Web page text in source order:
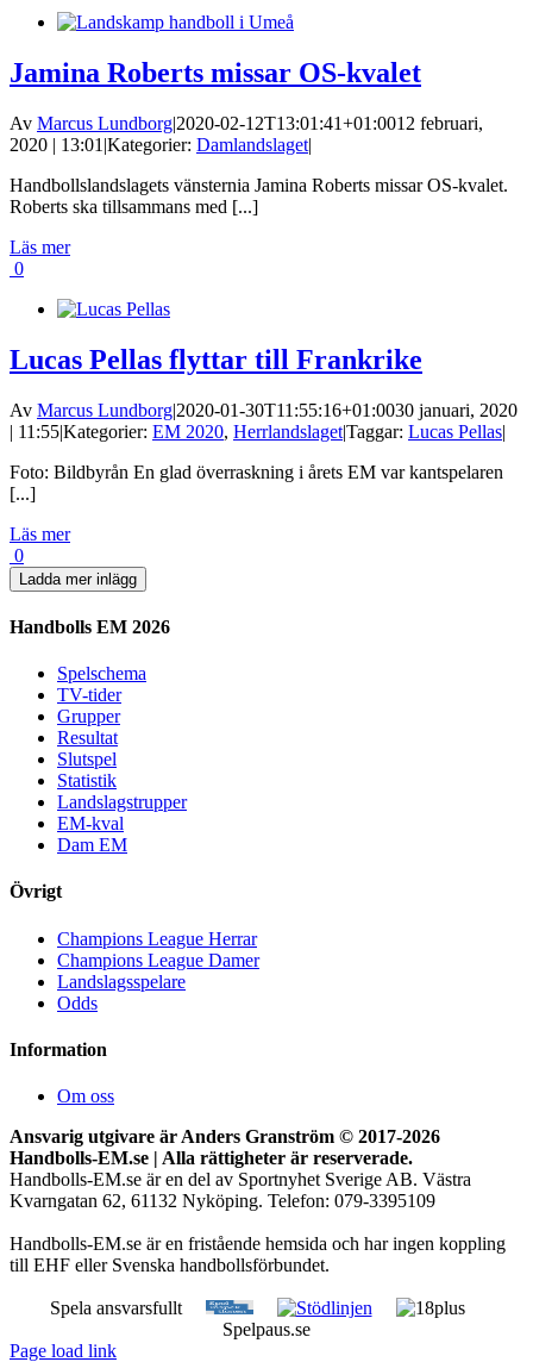
Jamina Roberts missar OS-kvalet
Av Marcus Lundborg|2020-02-12T13:01:41+01:0012 februari,
2020 | 13:01 |Kategorier: Damlandslaget|
Handbollslandslagets vänsternia Jamina Roberts missar OS-kvalet.
Roberts ska tillsammans med [...]
Läs mer
0
Lucas Pellas flyttar till Frankrike
Av Marcus Lundborg|2020-01-30T11:55:16+01:0030 januari, 2020
| 11:55|Kategorier: EM 2020, Herrlandslaget|Taggar: Lucas Pellas|
Foto: Bildbyrån En glad överraskning i årets EM var kantspelaren
[...]
Läs mer
0
Ladda mer inlägg
Handbolls EM 2026
Spelschema
TV-tider
Grupper
Resultat
Slutspel
Statistik
Landslagstrupper
EM-kval
Dam EM
Övrigt
Champions League Herrar
Champions League Damer
Landslagsspelare
Odds
Information
Om oss
Ansvarig utgivare är Anders Granström © 2017-2026
Handbolls-EM.se | Alla rättigheter är reserverade.
Handbolls-EM.se är en del av Sportnyhet Sverige AB. Västra
Kvarngatan 62, 61132 Nyköping. Telefon: 079-3395109
Handbolls-EM.se är en fristående hemsida och har ingen koppling
till EHF eller Svenska handbollsförbundet.
Spela ansvarsfullt
Spelpaus.se
Page load link